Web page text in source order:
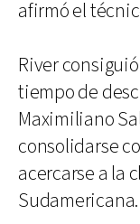
afirmó el
River
tiempo de
Maximiliano
consolidarse
acercarse a la
Sudamericana.